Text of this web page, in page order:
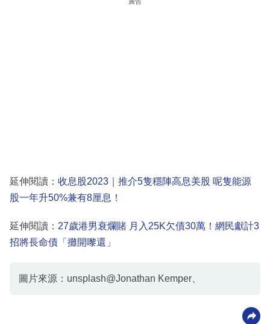
廣告
延伸閱讀： 收息股2023｜推介5隻穩陣高息美股 呢隻能源
股一年升50%兼有8厘息！
延伸閱讀： 27歲港男衰爛賭 月入25K欠債30萬！網民獻計3
招將長命債「攤開嚟還」
圖片來源：unsplash@Jonathan Kemper、